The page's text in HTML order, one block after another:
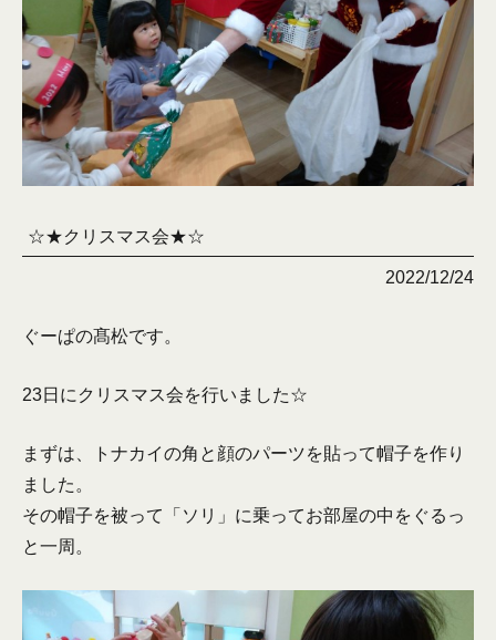
☆★クリスマス会★☆
2022/12/24
ぐーぱの髙松です。
23日にクリスマス会を行いました☆
まずは、トナカイの角と顔のパーツを貼って帽子を作り
ました。
その帽子を被って「ソリ」に乗ってお部屋の中をぐるっ
と一周。